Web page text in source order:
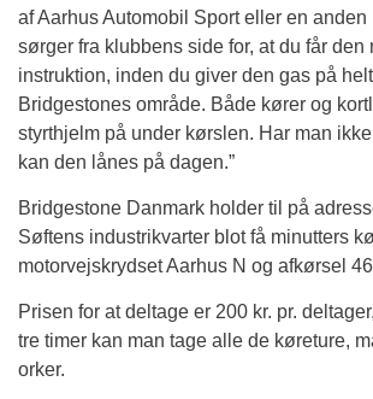
af Aarhus Automobil Sport eller en anden
sørger fra klubbens side for, at du får
instruktion, inden du giver den gas på
Bridgestones område. Både kører og
styrthjelm på under kørslen. Har man
kan den lånes på dagen.”
Bridgestone Danmark holder til på
Søftens industrikvarter blot få minutters
motorvejskrydset Aarhus N og afkørsel
Prisen for at deltage er 200 kr. pr.
tre timer kan man tage alle de køreture,
orker.